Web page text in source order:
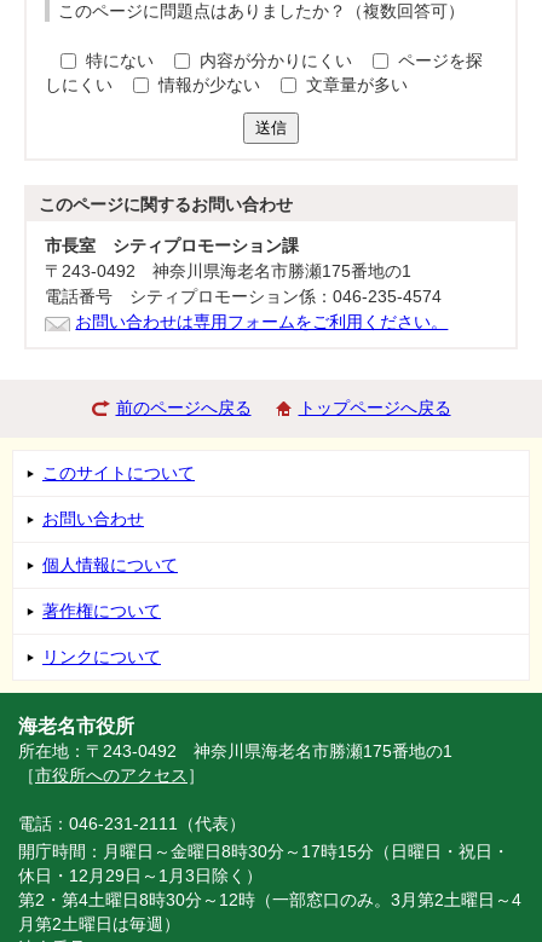
このページに問題点はありましたか？（複数回答可）
特にない 内容が分かりにくい
ページを探
しにくい
情報が少ない 文章量が多い
送信
このページに関するお問い合わせ
市長室 シティプロモーション課
〒243-0492 神奈川県海老名市勝瀬175番地の1
電話番号 シティプロモーション係：046-235-4574
お問い合わせは専用フォームをご利用ください。
前のページへ戻る トップページへ戻る
このサイトについて
お問い合わせ
個人情報について
著作権について
リンクについて
海老名市役所
所在地：〒243-0492 神奈川県海老名市勝瀬175番地の1
［市役所へのアクセス ］
電話：046-231-2111（代表）
開庁時間：月曜日～金曜日8時30分～17時15分（日曜日・祝日・
休日・12月29日～1月3日除く）
第2・第4土曜日8時30分～12時（一部窓口のみ。3月第2土曜日～4
月第2土曜日は毎週）